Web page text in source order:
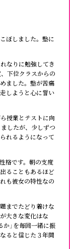
ぼしました。塾に
なりに勉強してき
下位クラスからの
ました。塾が苦痛
しようと心に誓い
授業とテストに向
したが、少しずつ
れるようになって
格です。朝の支度
ることもあるほど
も彼女の特性なの
までたどり着けな
大きな変化はな
か」を毎回一緒に振
ると信じた３年間